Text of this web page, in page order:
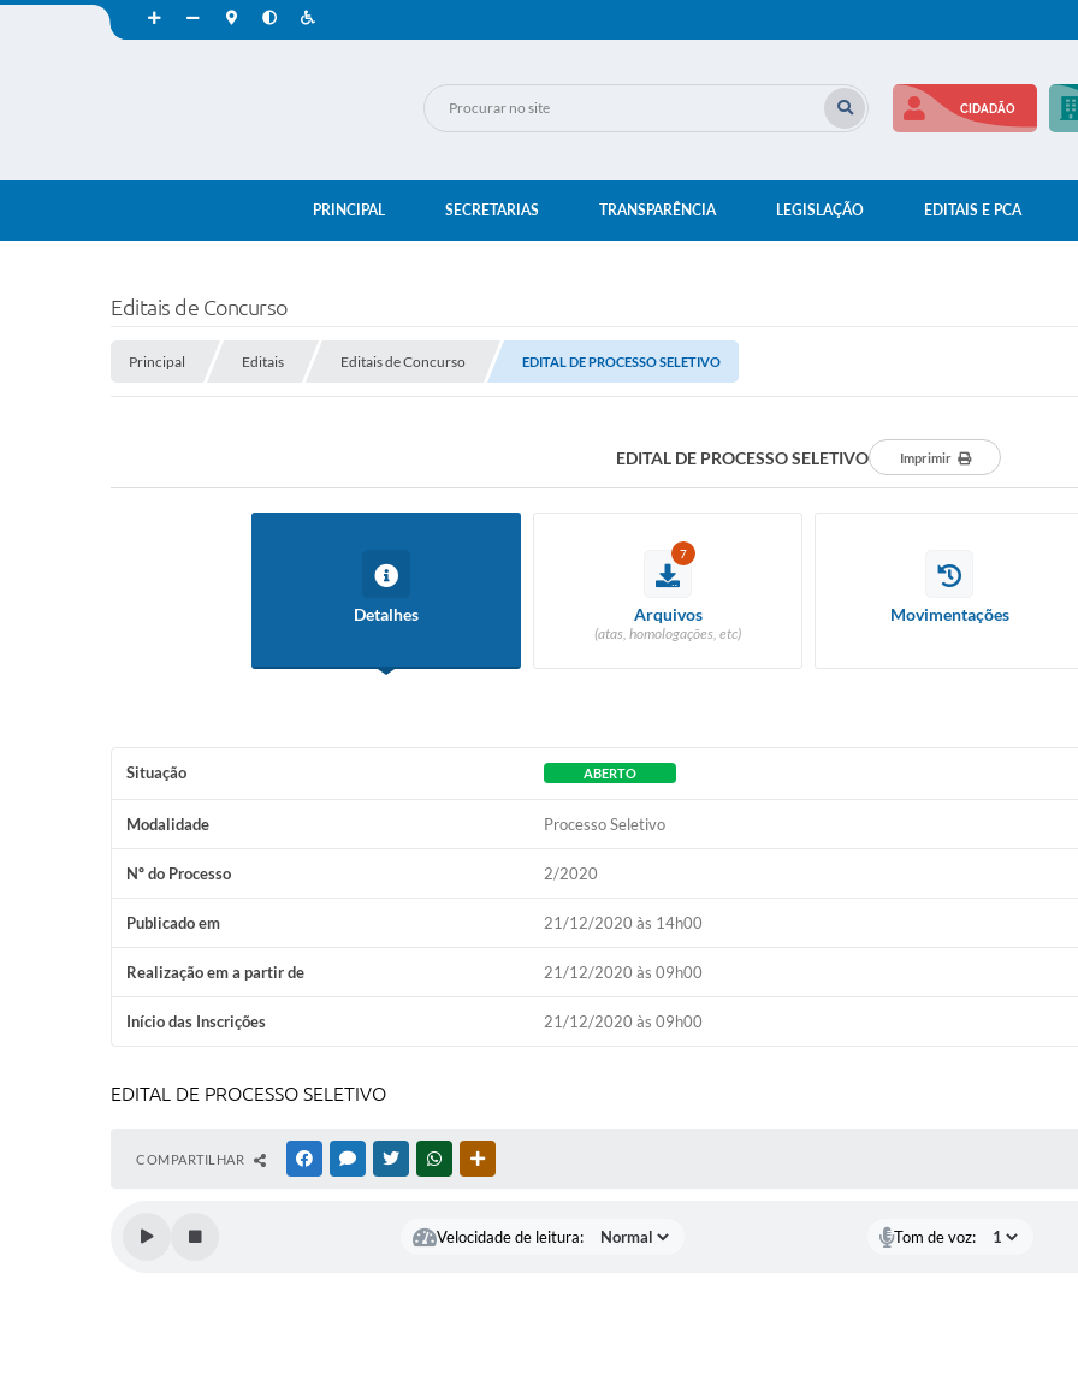
CIDADÃO
PRINCIPAL SECRETARIAS TRANSPARÊNCIA LEGISLAÇÃO EDITAIS E PCA
Editais de Concurso
Principal Editais Editais de Concurso EDITAL DE PROCESSO SELETIVO
EDITAL DE PROCESSO SELETIVO Imprimir
Detalhes
7
Arquivos
(atas, homologações, etc)
Movimentações
Situação ABERTO
Modalidade Processo Seletivo
Nº do Processo 2/2020
Publicado em 21/12/2020 às 14h00
Realização em a partir de 21/12/2020 às 09h00
Início das Inscrições 21/12/2020 às 09h00
EDITAL DE PROCESSO SELETIVO
COMPARTILHAR FACEBOOKMESSENGER
TWITTERWHATSAPP
Velocidade de leitura: Tom de voz: